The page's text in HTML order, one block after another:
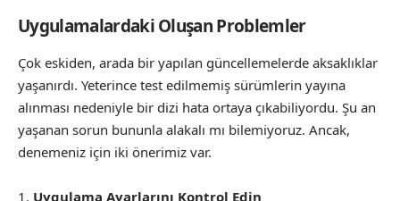
Uygulamalardaki Oluşan Problemler
Çok eskiden, arada bir yapılan güncellemelerde aksaklıklar
yaşanırdı. Yeterince test edilmemiş sürümlerin yayına
alınması nedeniyle bir dizi hata ortaya çıkabiliyordu. Şu an
yaşanan sorun bununla alakalı mı bilemiyoruz. Ancak,
denemeniz için iki önerimiz var.
Uygulama Ayarlarını Kontrol Edin